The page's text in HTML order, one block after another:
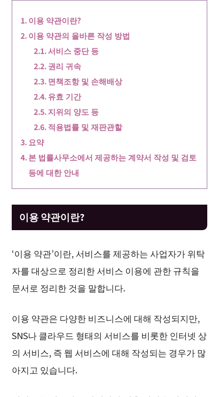
이용 약관이란?
이용 약관의 올바른 작성 방법
서비스 중단 등
권리 귀속
면책조항 및 손해배상
유효 기간
지위의 양도 등
적용법률 및 재판관할
요약
본 법률사무소에서 제공하는 계약서 작성 및 검토
등에 대한 안내
이용 약관이란?
‘이용 약관’이란, 서비스를 제공하는 사업자가 위탁
자를 대상으로 정리한 서비스 이용에 관한 규칙을
문서로 정리한 것을 말합니다.
이용 약관은 다양한 비즈니스에 대해 작성되지만,
SNS나 클라우드 형태의 서비스를 비롯한 인터넷 상
의 서비스, 즉 웹 서비스에 대해 작성되는 경우가 많
아지고 있습니다.